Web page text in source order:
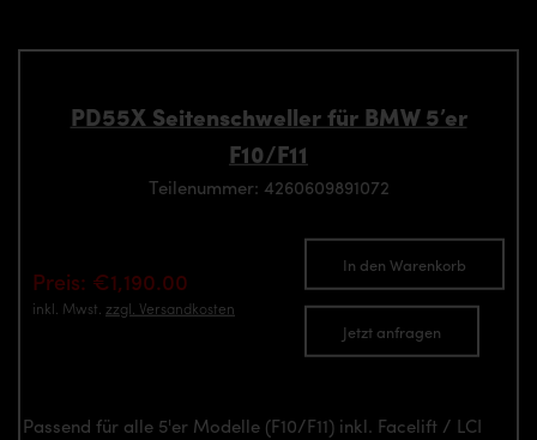
PD55X Seitenschweller für BMW 5’er
F10/F11
Teilenummer: 4260609891072
Preis: €1,190.00
inkl. Mwst. zzgl. Versandkosten
In den Warenkorb
Jetzt anfragen
Passend für alle 5'er Modelle (F10/F11) inkl. Facelift / LCI